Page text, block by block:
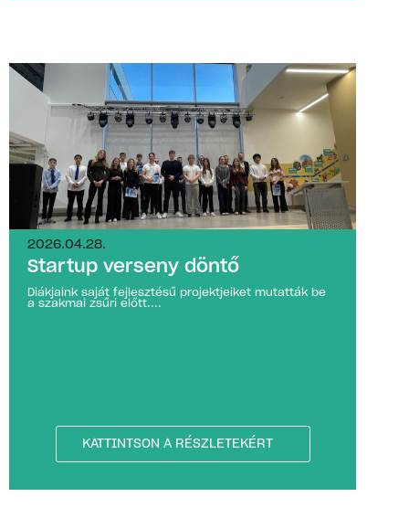
2026.04.28.
Startup verseny döntő
Diákjaink saját fejlesztésű projektjeiket mutatták be
a szakmai zsűri előtt....
KATTINTSON A RÉSZLETEKÉRT